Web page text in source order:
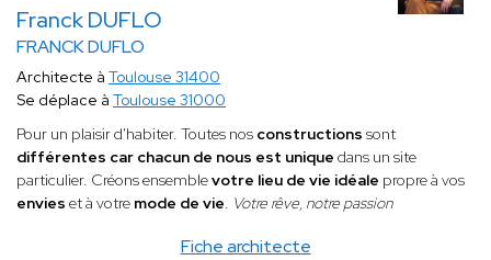
Franck DUFLO
FRANCK DUFLO
Fiche architecte
Architecte à Toulouse 31400
Se déplace à Toulouse 31000
Pour un plaisir d'habiter. Toutes nos constructions sont
différentes car chacun de nous est unique dans un site
particulier. Créons ensemblevotre lieu de vie idéale propre à vos
envies et à votre mode de vie. Votre rêve, notre passion